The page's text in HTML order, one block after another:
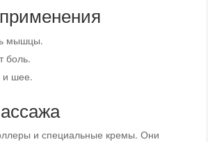
мышцы.
боль.
и шее.
и специальные кремы. Они